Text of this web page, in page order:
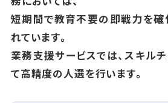
短期間で教育不要の即戦力を確
れています。
業務支援サービスでは、スキル
て高精度の人選を行います。